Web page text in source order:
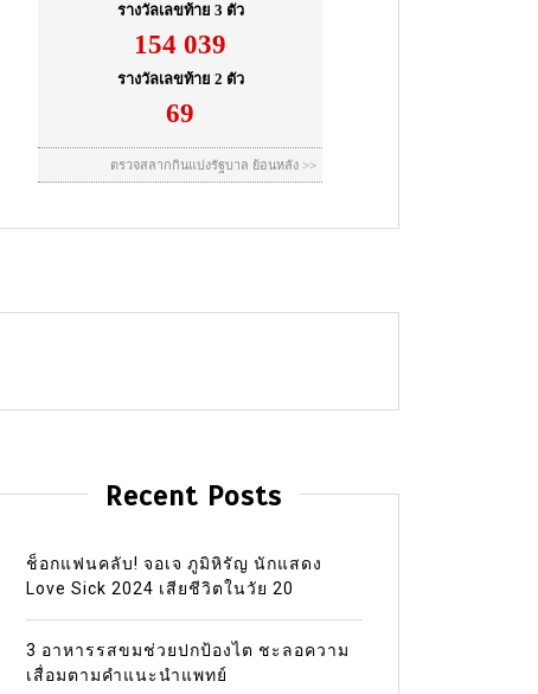
Recent Posts
ช็อกแฟนคลับ! จอเจ ภูมิหิรัญ นักแสดง
Love Sick 2024 เสียชีวิตในวัย 20
3 อาหารรสขมช่วยปกป้องไต ชะลอความ
เสื่อมตามคำแนะนำแพทย์